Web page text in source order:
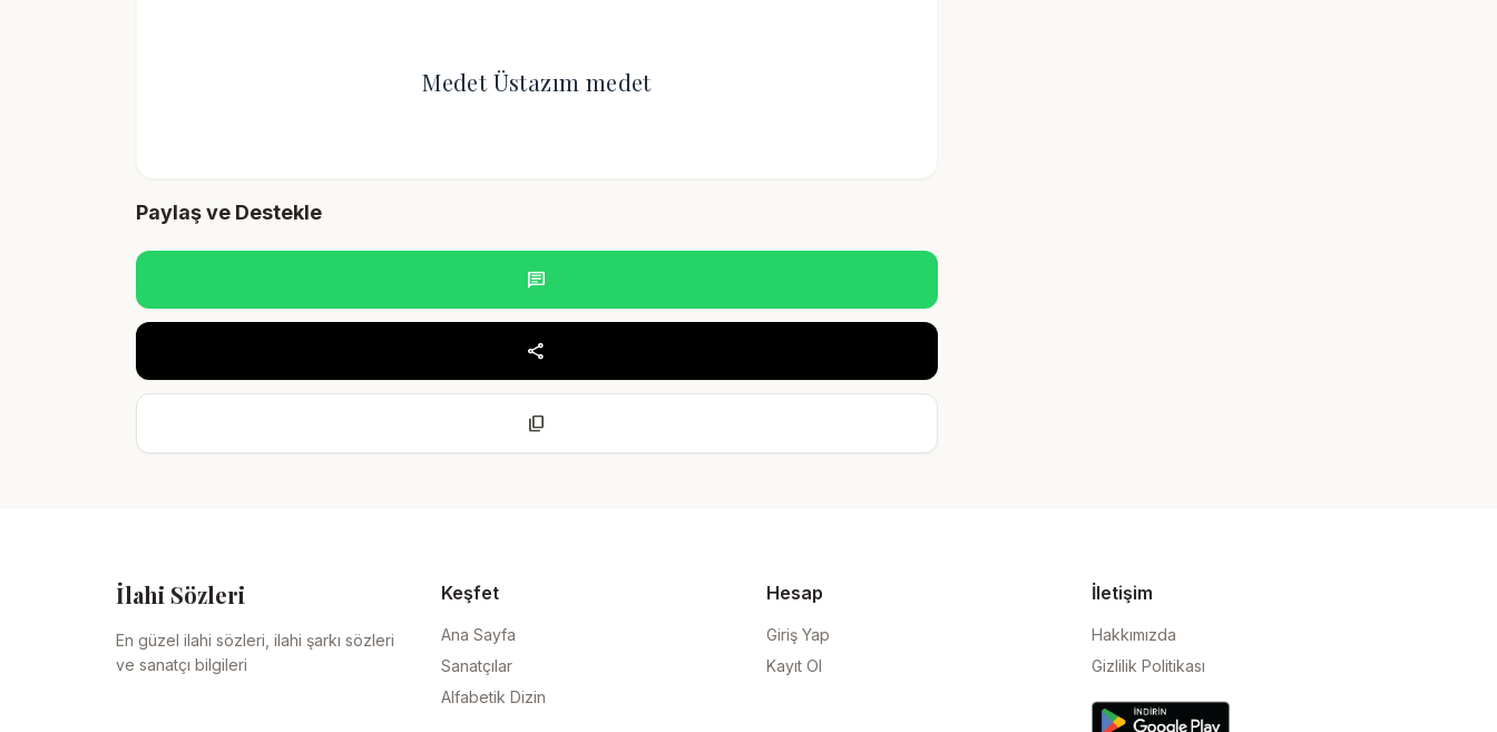
Medet Üstazım medet
Paylaş ve Destekle
chat
share
content_copy
İlahi Sözleri
En güzel ilahi sözleri, ilahi şarkı sözleri
ve sanatçı bilgileri
Keşfet
Ana Sayfa
Sanatçılar
Alfabetik Dizin
Hesap
Giriş Yap
Kayıt Ol
İletişim
Hakkımızda
Gizlilik Politikası